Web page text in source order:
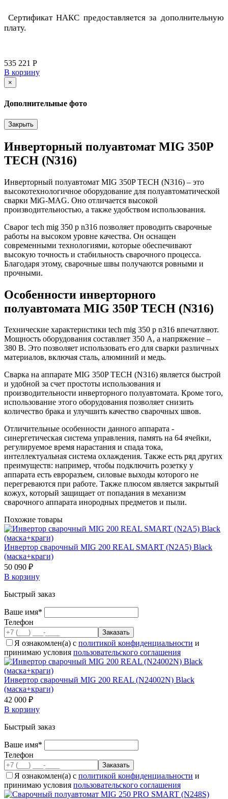
Сертификат НАКС предоставляется за дополнительную
плату.
535 221 Р
В корзину
×
Дополнительные фото
Закрыть
Инверторный полуавтомат MIG 350P
TECH (N316)
Инверторный полуавтомат MIG 350P TECH (N316) – это
высокотехнологичное оборудование для полуавтоматической
сварки MiG-MAG. Оно отличается высокой
производительностью, а также удобством использования.
Сварог tech mig 350 p n316 позволяет проводить сварочные
работы на высоком уровне качества. Он оснащен
современными технологиями, которые обеспечивают
высокую точность и стабильность сварочного процесса.
Благодаря этому, сварочные швы получаются ровными и
прочными.
Особенности инверторного
полуавтомата MIG 350P TECH (N316)
Технические характеристики tech mig 350 p n316 впечатляют.
Мощность оборудования составляет 350 А, а напряжение –
380 В. Это позволяет использовать его для сварки различных
материалов, включая сталь, алюминий и медь.
Сварка на аппарате MIG 350P TECH (N316) является быстрой
и удобной за счет простоты использования и
производительности инверторного полуавтомата. Кроме того,
использование этого оборудования позволяет снизить
количество брака и улучшить качество сварочных швов.
Отличительные особенности данного аппарата -
синергетическая система управления, память на 64 ячейки,
регулируемое время нарастания и спада тока,
интеллектуальная система охлаждения. Также есть ряд других
преимуществ: например, чтобы подключить розетку у
аппарата есть евроразъем, силовые выходы которого не
перегреваются при работе. Также плюсом является закрытый
кожух, который защищает от попадания в механизм
сварочного аппарата инородных предметов и пыли.
Похожие товары
Инвертор сварочный MIG 200 REAL SMART (N2A5) Black
(маска+краги)
50 090 ₽
В корзину
Быстрый заказ
Ваше имя*
Телефон
Я ознакомлен(а) с политикой конфиденциальности и
принимаю условия пользовательского соглашения
Инвертор сварочный MIG 200 REAL (N24002N) Black
(маска+краги)
42 000 ₽
В корзину
Быстрый заказ
Ваше имя*
Телефон
Я ознакомлен(а) с политикой конфиденциальности и
принимаю условия пользовательского соглашения